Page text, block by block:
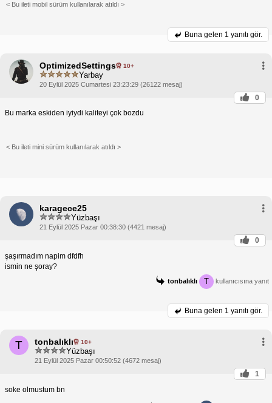
< Bu ileti mobil sürüm kullanılarak atıldı >
Buna gelen 1 yanıtı gör.
OptimizedSettings 10+
Yarbay
20 Eylül 2025 Cumartesi 23:23:29 (26122 mesaj)
0
Bu marka eskiden iyiydi kaliteyi çok bozdu
< Bu ileti mini sürüm kullanılarak atıldı >
karagece25
Yüzbaşı
21 Eylül 2025 Pazar 00:38:30 (4421 mesaj)
0
şaşırmadım napim dfdfh
ismin ne şoray?
tonbalıklı T kullanıcısına yanıt
Buna gelen 1 yanıtı gör.
T tonbalıklı 10+
Yüzbaşı
21 Eylül 2025 Pazar 00:50:52 (4672 mesaj)
1
soke olmustum bn